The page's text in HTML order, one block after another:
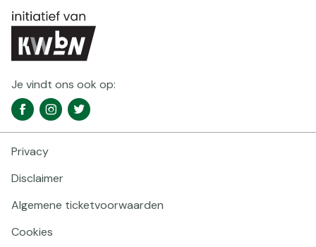
Je vindt ons ook op:
Social
media
navigatie
FacebookInstagramTwitter
Footer
Privacy
Disclaimer
Algemene ticketvoorwaarden
Cookies